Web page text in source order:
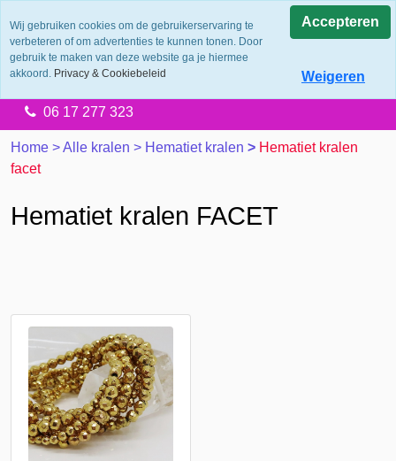
Levering 2 werkdagen
Gratis verzending vanaf €65.00
06 17 277 323
Home >Alle kralen > Hematiet kralen > Hematiet kralen
facet
Hematiet kralen FACET
Wij gebruiken cookies om de gebruikerservaring te
verbeteren of om advertenties te kunnen tonen. Door
gebruik te maken van deze website ga je hiermee
akkoord. Privacy & Cookiebeleid
Accepteren
Weigeren